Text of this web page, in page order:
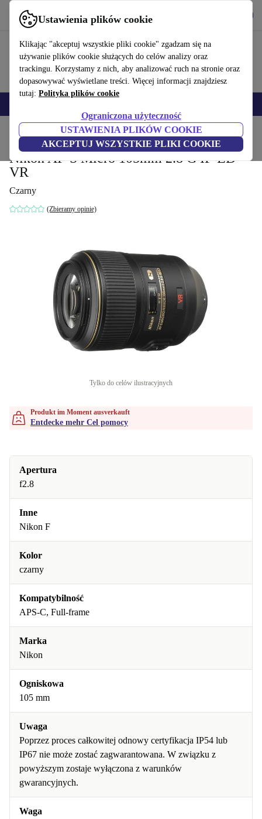
Ustawienia plików cookie
Klikając "akceptuj wszystkie pliki cookie" zgadzam się na
używanie plików cookie służących do celów analizy oraz
trackingu. Korzystamy z nich, aby analizować ruch na stronie oraz
dopasowywać wyświetlane treści. Więcej informacji znajdziesz
tutaj: Polityka plików cookie
Ograniczona użyteczność
USTAWIENIA PLIKÓW COOKIE
AKCEPTUJ WSZYSTKIE PLIKI COOKIE
Korzystaj z refurbed szybko i łatwo
Produkty Aparaty fotograficzne Cel pomocy
Nikon AF-S Micro 105mm 2.8 G IF-ED
VR
Czarny
(Zbieramy opinie)
Tylko do celów ilustracyjnych
Produkt im Moment ausverkauft
Entdecke mehr Cel pomocy
Apertura
f2.8
Inne
Nikon F
Kolor
czarny
Kompatybilność
APS-C, Full-frame
Marka
Nikon
Ogniskowa
105 mm
Uwaga
Poprzez proces całkowitej odnowy certyfikacja IP54 lub
IP67 nie może zostać zagwarantowana. W związku z
powyższym zostaje wyłączona z warunków
gwarancyjnych.
Waga